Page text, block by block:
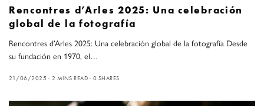
Rencontres d’Arles 2025: Una celebración
global de la fotografía
Rencontres d’Arles 2025: Una celebración global de la fotografía Desde
su fundación en 1970, el…
21/06/2025 2 MINS READ 0 SHARES